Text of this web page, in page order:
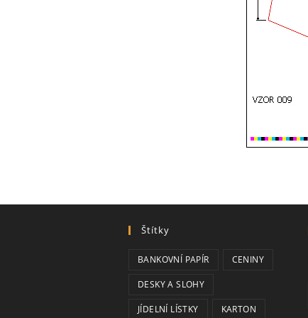
Štítky
BANKOVNÍ PAPÍR CENINY
DESKY A SLOHY
JÍDELNÍ LÍSTKY KARTON